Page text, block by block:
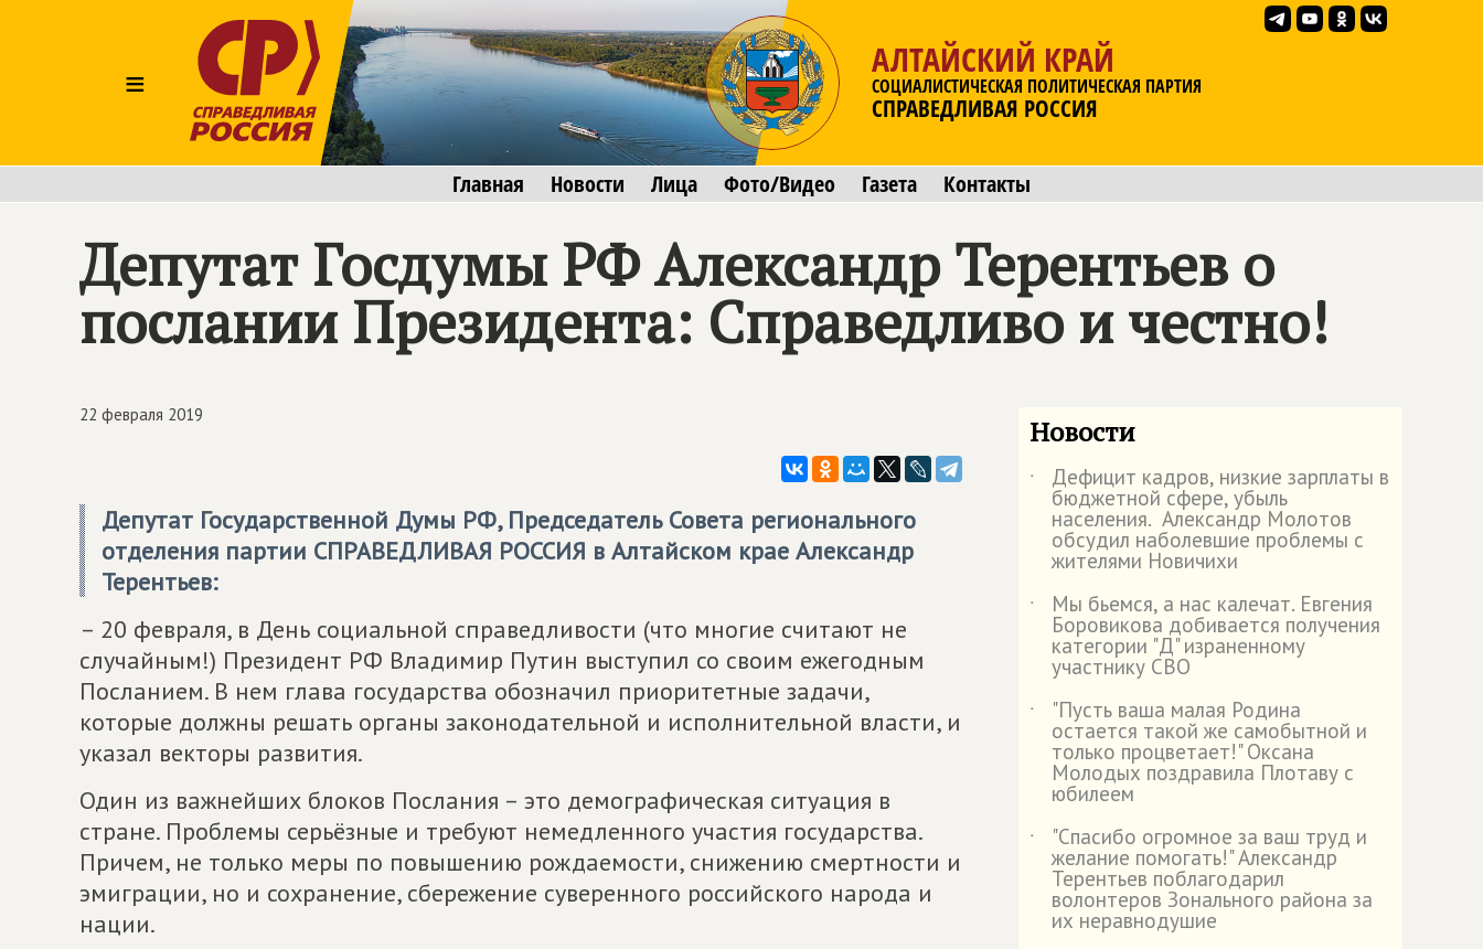
≡
АЛТАЙСКИЙ КРАЙ
СОЦИАЛИСТИЧЕСКАЯ ПОЛИТИЧЕСКАЯ ПАРТИЯ
СПРАВЕДЛИВАЯ РОССИЯ
Главная Новости Лица Фото/Видео Газета Контакты
Депутат Госдумы РФ Александр Терентьев о
послании Президента: Справедливо и честно!
22 февраля 2019
Депутат Государственной Думы РФ, Председатель Совета регионального
отделения партии СПРАВЕДЛИВАЯ РОССИЯ в Алтайском крае Александр
Терентьев:
– 20 февраля, в День социальной справедливости (что многие считают не
случайным!) Президент РФ Владимир Путин выступил со своим ежегодным
Посланием. В нем глава государства обозначил приоритетные задачи,
которые должны решать органы законодательной и исполнительной власти, и
указал векторы развития.
Один из важнейших блоков Послания – это демографическая ситуация в
стране. Проблемы серьёзные и требуют немедленного участия государства.
Причем, не только меры по повышению рождаемости, снижению смертности и
эмиграции, но и сохранение, сбережение суверенного российского народа и
нации.
Новости
˙ Дефицит кадров, низкие зарплаты в
бюджетной сфере, убыль
населения. Александр Молотов
обсудил наболевшие проблемы с
жителями Новичихи
˙
Мы бьемся, а нас калечат. Евгения
Боровикова добивается получения
категории "Д" израненному
участнику СВО
˙
"Пусть ваша малая Родина
остается такой же самобытной и
только процветает!" Оксана
Молодых поздравила Плотаву с
юбилеем
˙
"Спасибо огромное за ваш труд и
желание помогать!" Александр
Терентьев поблагодарил
волонтеров Зонального района за
их неравнодушие